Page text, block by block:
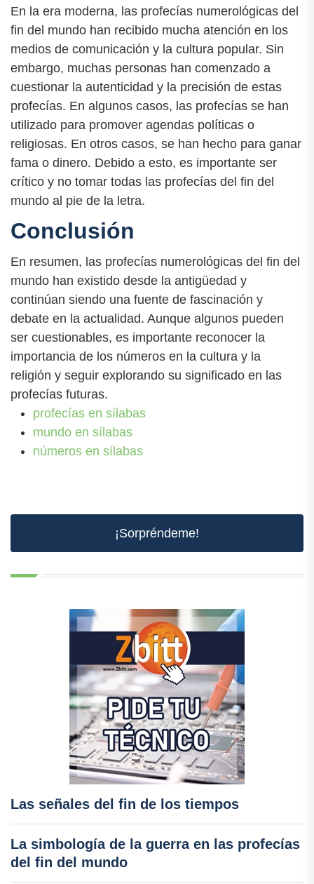
En la era moderna, las profecías numerológicas del
fin del mundo han recibido mucha atención en los
medios de comunicación y la cultura popular. Sin
embargo, muchas personas han comenzado a
cuestionar la autenticidad y la precisión de estas
profecías. En algunos casos, las profecías se han
utilizado para promover agendas políticas o
religiosas. En otros casos, se han hecho para ganar
fama o dinero. Debido a esto, es importante ser
crítico y no tomar todas las profecías del fin del
mundo al pie de la letra.
Conclusión
En resumen, las profecías numerológicas del fin del
mundo han existido desde la antigüedad y
continúan siendo una fuente de fascinación y
debate en la actualidad. Aunque algunos pueden
ser cuestionables, es importante reconocer la
importancia de los números en la cultura y la
religión y seguir explorando su significado en las
profecías futuras.
profecías en sílabas
mundo en sílabas
números en sílabas
¡Sorpréndeme!
Las señales del fin de los tiempos
La simbología de la guerra en las profecías
del fin del mundo